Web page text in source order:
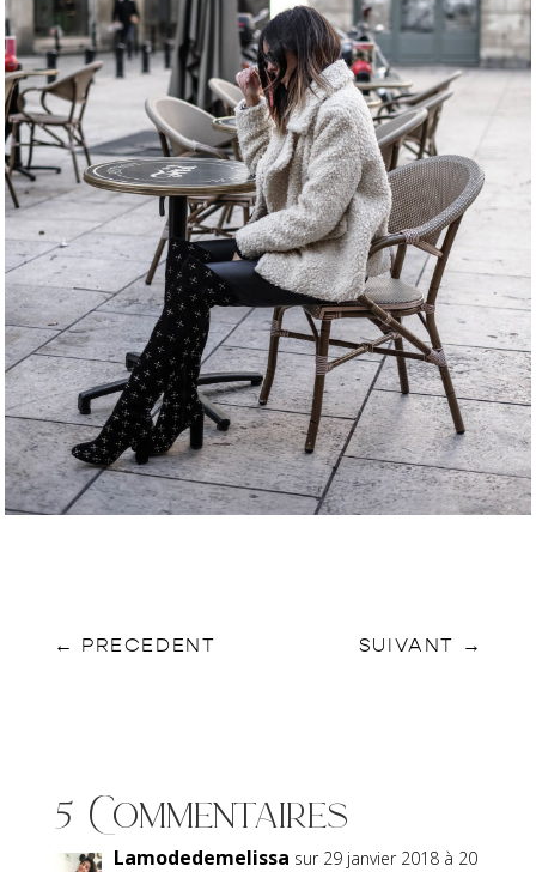
← PRECEDENT SUIVANT →
5 Commentaires
Lamodedemelissa sur 29 janvier 2018 à 20